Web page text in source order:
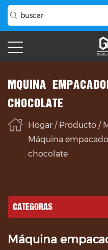
MÁQUINA
CHOCOLATE
Hogar / Producto /
Máquina
chocolate
CATEGORÍAS
Máquina